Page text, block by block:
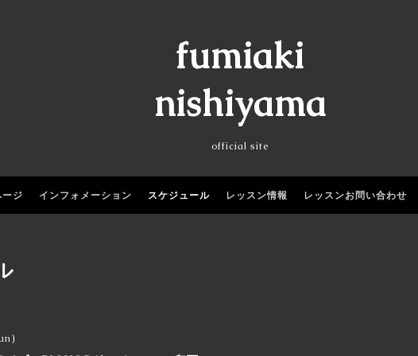
fumiaki
nishiyama
official site
ージ インフォメーション スケジュール レッスン情報 レッスンお問い合わせ